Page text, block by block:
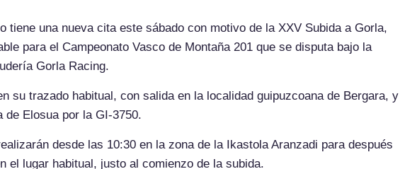
tiene una nueva cita este sábado con motivo de la XXV Subida a Gorla,
para el Campeonato Vasco de Montaña 201 que se disputa bajo la
Gorla Racing.
su trazado habitual, con salida en la localidad guipuzcoana de Bergara, y
de Elosua por la GI-3750.
desde las 10:30 en la zona de la Ikastola Aranzadi para después
el lugar habitual, justo al comienzo de la subida.